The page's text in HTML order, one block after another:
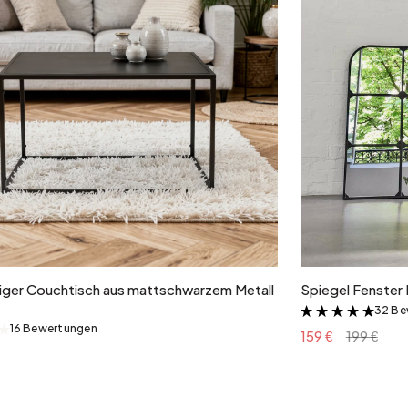
In den Warenkorb
Couchtisch aus mattschwarzem Metall
&
16 Bewertungen
Spiegel Fenster
&
32
159 € 199 €